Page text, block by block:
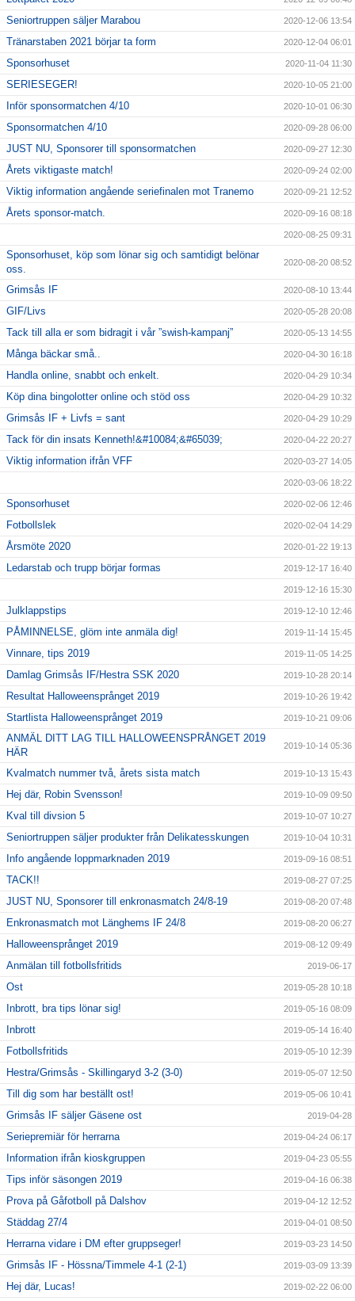
Seniortruppen säljer Marabou 2020-12-06 13:54
Tränarstaben 2021 börjar ta form 2020-12-04 06:01
Sponsorhuset 2020-11-04 11:30
SERIESEGER! 2020-10-05 21:00
Inför sponsormatchen 4/10 2020-10-01 06:30
Sponsormatchen 4/10 2020-09-28 06:00
JUST NU, Sponsorer till sponsormatchen 2020-09-27 12:30
Årets viktigaste match! 2020-09-24 02:00
Viktig information angående seriefinalen mot Tranemo 2020-09-21 12:52
Årets sponsor-match. 2020-09-16 08:18
2020-08-25 09:31
Sponsorhuset, köp som lönar sig och samtidigt belönar
oss.
2020-08-20 08:52
Grimsås IF 2020-08-10 13:44
GIF/Livs 2020-05-28 20:08
Tack till alla er som bidragit i vår ”swish-kampanj” 2020-05-13 14:55
Många bäckar små.. 2020-04-30 16:18
Handla online, snabbt och enkelt. 2020-04-29 10:34
Köp dina bingolotter online och stöd oss 2020-04-29 10:32
Grimsås IF + Livfs = sant 2020-04-29 10:29
Tack för din insats Kenneth!&#10084;&#65039; 2020-04-22 20:27
Viktig information ifrån VFF 2020-03-27 14:05
2020-03-06 18:22
Sponsorhuset 2020-02-06 12:46
Fotbollslek 2020-02-04 14:29
Årsmöte 2020 2020-01-22 19:13
Ledarstab och trupp börjar formas 2019-12-17 16:40
2019-12-16 15:30
Julklappstips 2019-12-10 12:46
PÅMINNELSE, glöm inte anmäla dig! 2019-11-14 15:45
Vinnare, tips 2019 2019-11-05 14:25
Damlag Grimsås IF/Hestra SSK 2020 2019-10-28 20:14
Resultat Halloweensprånget 2019 2019-10-26 19:42
Startlista Halloweensprånget 2019 2019-10-21 09:06
ANMÄL DITT LAG TILL HALLOWEENSPRÅNGET 2019
HÄR
2019-10-14 05:36
Kvalmatch nummer två, årets sista match 2019-10-13 15:43
Hej där, Robin Svensson! 2019-10-09 09:50
Kval till divsion 5 2019-10-07 10:27
Seniortruppen säljer produkter från Delikatesskungen 2019-10-04 10:31
Info angående loppmarknaden 2019 2019-09-16 08:51
TACK!! 2019-08-27 07:25
JUST NU, Sponsorer till enkronasmatch 24/8-19 2019-08-20 07:48
Enkronasmatch mot Länghems IF 24/8 2019-08-20 06:27
Halloweensprånget 2019 2019-08-12 09:49
Anmälan till fotbollsfritids 2019-06-17
Ost 2019-05-28 10:18
Inbrott, bra tips lönar sig! 2019-05-16 08:09
Inbrott 2019-05-14 16:40
Fotbollsfritids 2019-05-10 12:39
Hestra/Grimsås - Skillingaryd 3-2 (3-0) 2019-05-07 12:50
Till dig som har beställt ost! 2019-05-06 10:41
Grimsås IF säljer Gäsene ost 2019-04-28
Seriepremiär för herrarna 2019-04-24 06:17
Information ifrån kioskgruppen 2019-04-23 05:55
Tips inför säsongen 2019 2019-04-16 06:38
Prova på Gåfotboll på Dalshov 2019-04-12 12:52
Städdag 27/4 2019-04-01 08:50
Herrarna vidare i DM efter gruppseger! 2019-03-23 14:50
Grimsås IF - Hössna/Timmele 4-1 (2-1) 2019-03-09 13:39
Hej där, Lucas! 2019-02-22 06:00